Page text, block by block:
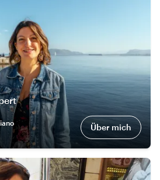
Über mich